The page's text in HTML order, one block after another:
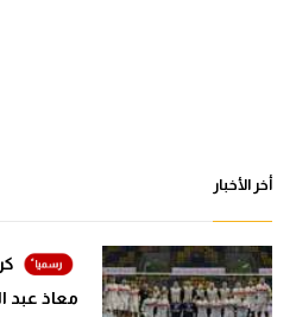
أخر الأخبار
معاذ عبد